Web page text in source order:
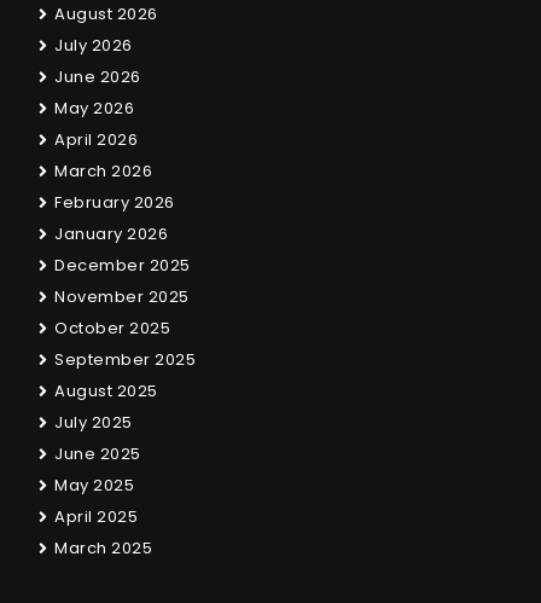
August 2026
July 2026
June 2026
May 2026
April 2026
March 2026
February 2026
January 2026
December 2025
November 2025
October 2025
September 2025
August 2025
July 2025
June 2025
May 2025
April 2025
March 2025